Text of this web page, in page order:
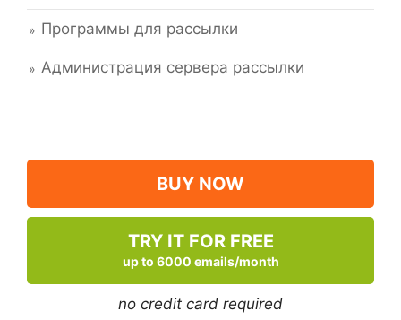
Программы для рассылки
Администрация сервера рассылки
BUY NOW
TRY IT FOR FREE
up to 6000 emails/month
no credit card required